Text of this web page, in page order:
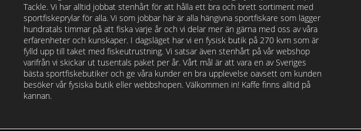
Tackle. Vi har alltid jobbat stenhårt för att hålla ett bra och brett sortiment med
sportfiskeprylar för alla. Vi som jobbar här är alla hängivna sportfiskare som lägger
hundratals timmar på att fiska varje år och vi delar mer än gärna med oss av våra
erfarenheter och kunskaper. I dagsläget har vi en fysisk butik på 270 kvm som är
fylld upp till taket med fiskeutrustning. Vi satsar även stenhårt på vår webshop
varifrån vi skickar ut tusentals paket per år. Vårt mål är att vara en av Sveriges
bästa sportfiskebutiker och ge våra kunder en bra upplevelse oavsett om kunden
besöker vår fysiska butik eller webbshopen. Välkommen in! Kaffe finns alltid på
kannan.